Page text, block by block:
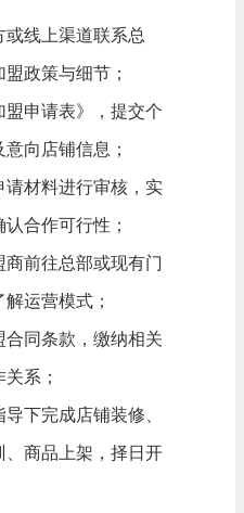
线上渠道联系总
政策与细节；
申请表》，提交个
向店铺信息；
材料进行审核，实
合作可行性；
前往总部或现有门
运营模式；
同条款，缴纳相关
系；
下完成店铺装修、
商品上架，择日开